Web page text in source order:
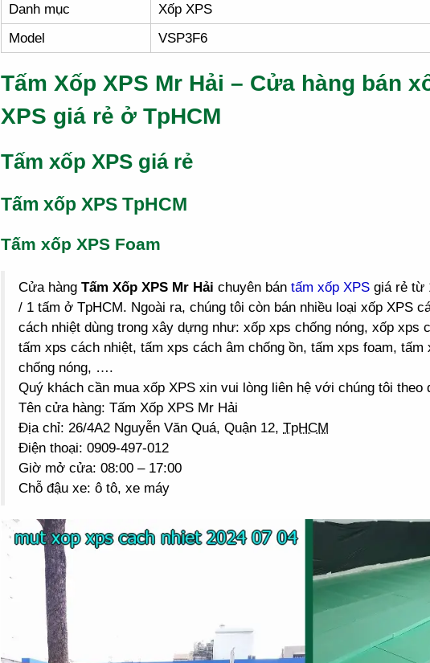
Danh mục
Xốp XPS
Model
VSP3F6
Tấm Xốp XPS Mr Hải – Cửa hàng bán
XPS giá rẻ ở TpHCM
Tấm xốp XPS giá rẻ
Tấm xốp XPS TpHCM
Tấm xốp XPS Foam
Cửa hàng Tấm Xốp XPS Mr Hải chuyên bán tấm xốp XPS giá rẻ từ
/ 1 tấm ở TpHCM. Ngoài ra, chúng tôi còn bán nhiều loại xốp XPS
cách nhiệt dùng trong xây dựng như: xốp xps chống nóng, xốp xps
tấm xps cách nhiệt, tấm xps cách âm chống ồn, tấm xps foam, tấm
chống nóng, ….
Quý khách cần mua xốp XPS xin vui lòng liên hệ với chúng tôi theo
Tên cửa hàng: Tấm Xốp XPS Mr Hải
Địa chỉ: 26/4A2 Nguyễn Văn Quá, Quận 12, TpHCM
Điện thoại: 0909-497-012
Giờ mở cửa: 08:00 – 17:00
Chỗ đậu xe: ô tô, xe máy